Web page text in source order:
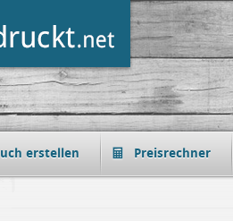
erstellen Preisrechner